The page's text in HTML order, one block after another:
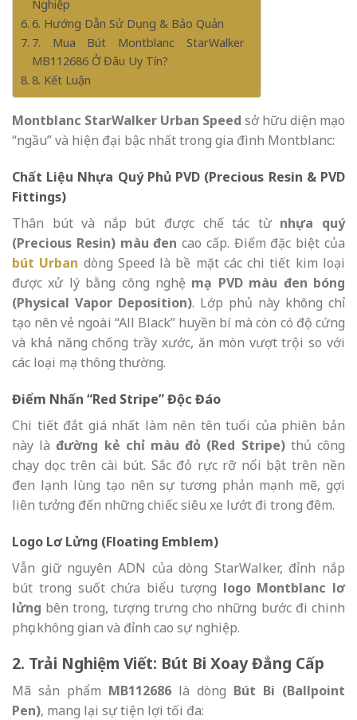
Nghiệp
6. Hướng Dẫn Sử Dụng & Bảo Quản
7. Mua Bút Montblanc StarWalker
MB112686 Ở Đâu Uy Tín?
8. Kết Luận
Montblanc StarWalker Urban Speed sở hữu diện mạo
“ngầu” và hiện đại bậc nhất trong gia đình Montblanc:
Chất Liệu Nhựa Quý Phủ PVD (Precious Resin & PVD
Fittings)
Thân bút và nắp bút được chế tác từ nhựa quý
(Precious Resin) màu đen cao cấp. Điểm đặc biệt của
bút Urban dòng Speed là bề mặt các chi tiết kim loại
được xử lý bằng công nghệ mạ PVD màu đen bóng
(Physical Vapor Deposition). Lớp phủ này không chỉ
tạo nên vẻ ngoài “All Black” huyền bí mà còn có độ cứng
và khả năng chống trầy xước, ăn mòn vượt trội so với
các loại mạ thông thường.
Điểm Nhấn “Red Stripe” Độc Đáo
Chi tiết đắt giá nhất làm nên tên tuổi của phiên bản
này làđường kẻ chỉ màu đỏ (Red Stripe)thủ công
chạy dọc trên cài bút. Sắc đỏ rực rỡ nổi bật trên nền
đen lạnh lùng tạo nên sự tương phản mạnh mẽ, gợi
liên tưởng đến những chiếc siêu xe lướt đi trong đêm.
Logo Lơ Lửng (Floating Emblem)
Vẫn giữ nguyên ADN của dòng StarWalker, đỉnh nắp
bút trong suốt chứa biểu tượng logo Montblanc lơ
lửng bên trong, tượng trưng cho những bước đi chinh
phục không gian và đỉnh cao sự nghiệp.
2. Trải Nghiệm Viết: Bút Bi Xoay Đẳng Cấp
Mã sản phẩm MB112686 là dòng Bút Bi (Ballpoint
Pen), mang lại sự tiện lợi tối đa: